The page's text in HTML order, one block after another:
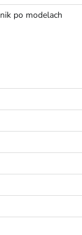
po modelach